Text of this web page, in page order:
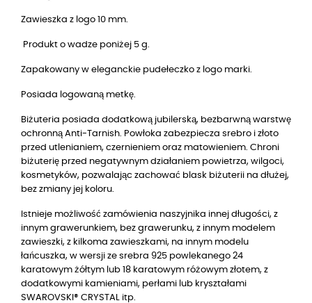
Zawieszka z logo 10 mm.
Produkt o wadze poniżej 5 g.
Zapakowany w eleganckie pudełeczko z logo marki.
Posiada logowaną metkę.
Biżuteria posiada dodatkową jubilerską, bezbarwną warstwę
ochronną Anti-Tarnish. Powłoka zabezpiecza srebro i złoto
przed utlenianiem, czernieniem oraz matowieniem. Chroni
biżuterię przed negatywnym działaniem powietrza, wilgoci,
kosmetyków, pozwalając zachować blask biżuterii na dłużej,
bez zmiany jej koloru.
Istnieje możliwość zamówienia naszyjnika innej długości, z
innym grawerunkiem, bez grawerunku, z innym modelem
zawieszki, z kilkoma zawieszkami, na innym modelu
łańcuszka, w wersji ze srebra 925 powlekanego 24
karatowym żółtym lub 18 karatowym różowym złotem, z
dodatkowymi kamieniami, perłami lub kryształami
SWAROVSKI® CRYSTAL itp.